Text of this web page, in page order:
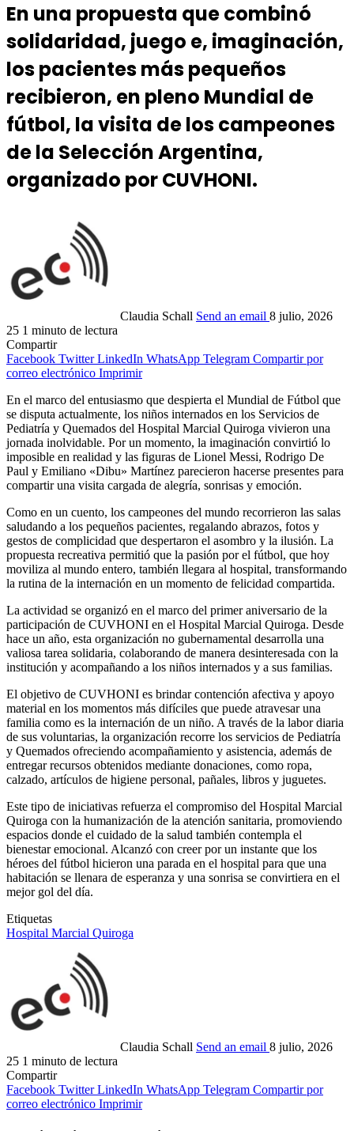
En una propuesta que combinó
solidaridad, juego e, imaginación,
los pacientes más pequeños
recibieron, en pleno Mundial de
fútbol, la visita de los campeones
de la Selección Argentina,
organizado por CUVHONI.
Claudia Schall Send an email 8 julio, 2026
25 1 minuto de lectura
Compartir
Facebook Twitter LinkedIn WhatsApp Telegram Compartir por
correo electrónico Imprimir
En el marco del entusiasmo que despierta el Mundial de Fútbol que
se disputa actualmente, los niños internados en los Servicios de
Pediatría y Quemados del Hospital Marcial Quiroga vivieron una
jornada inolvidable. Por un momento, la imaginación convirtió lo
imposible en realidad y las figuras de Lionel Messi, Rodrigo De
Paul y Emiliano «Dibu» Martínez parecieron hacerse presentes para
compartir una visita cargada de alegría, sonrisas y emoción.
Como en un cuento, los campeones del mundo recorrieron las salas
saludando a los pequeños pacientes, regalando abrazos, fotos y
gestos de complicidad que despertaron el asombro y la ilusión. La
propuesta recreativa permitió que la pasión por el fútbol, que hoy
moviliza al mundo entero, también llegara al hospital, transformando
la rutina de la internación en un momento de felicidad compartida.
La actividad se organizó en el marco del primer aniversario de la
participación de CUVHONI en el Hospital Marcial Quiroga. Desde
hace un año, esta organización no gubernamental desarrolla una
valiosa tarea solidaria, colaborando de manera desinteresada con la
institución y acompañando a los niños internados y a sus familias.
El objetivo de CUVHONI es brindar contención afectiva y apoyo
material en los momentos más difíciles que puede atravesar una
familia como es la internación de un niño. A través de la labor diaria
de sus voluntarias, la organización recorre los servicios de Pediatría
y Quemados ofreciendo acompañamiento y asistencia, además de
entregar recursos obtenidos mediante donaciones, como ropa,
calzado, artículos de higiene personal, pañales, libros y juguetes.
Este tipo de iniciativas refuerza el compromiso del Hospital Marcial
Quiroga con la humanización de la atención sanitaria, promoviendo
espacios donde el cuidado de la salud también contempla el
bienestar emocional. Alcanzó con creer por un instante que los
héroes del fútbol hicieron una parada en el hospital para que una
habitación se llenara de esperanza y una sonrisa se convirtiera en el
mejor gol del día.
Etiquetas
Hospital Marcial Quiroga
Claudia Schall Send an email 8 julio, 2026
25 1 minuto de lectura
Compartir
Facebook Twitter LinkedIn WhatsApp Telegram Compartir por
correo electrónico Imprimir